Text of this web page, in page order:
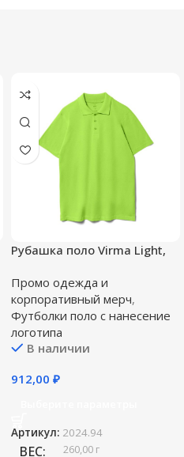
Рубашка поло Virma Light,
Промо одежда и
корпоративный мерч,
Футболки поло c нанесение
логотипа
В наличии
912,00 ₽
Артикул: 2024.94
ВЕС 260,00 г